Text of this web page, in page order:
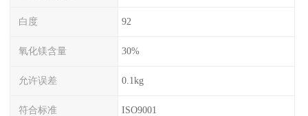
白度 92
氧化镁含量 30%
允许误差 0.1kg
符合标准 ISO9001